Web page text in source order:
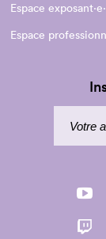
Espace
Espace